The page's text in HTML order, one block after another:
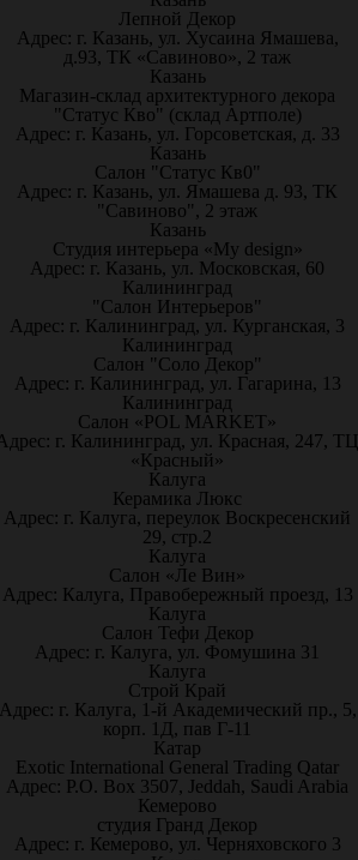
Лепной Декор
Адрес: г. Казань, ул. Хусаина Ямашева,
д.93, ТК «Савиново», 2 таж
Казань
Магазин-склад архитектурного декора
"Статус Кво" (склад Артполе)
Адрес: г. Казань, ул. Горсоветская, д. 33
Казань
Салон "Статус Кв0"
Адрес: г. Казань, ул. Ямашева д. 93, ТК
"Савиново", 2 этаж
Казань
Студия интерьера «My design»
Адрес: г. Казань, ул. Московская, 60
Калининград
"Салон Интерьеров"
Адрес: г. Калининград, ул. Курганская, 3
Калининград
Салон "Соло Декор"
Адрес: г. Калининград, ул. Гагарина, 13
Калининград
Салон «POL MARKET»
г. Калининград, ул. Красная, 247, ТЦ
«Красный»
Калуга
Керамика Люкс
Адрес: г. Калуга, переулок Воскресенский
29, стр.2
Калуга
Салон «Ле Вин»
Адрес: Калуга, Правобережный проезд, 13
Калуга
Салон Тефи Декор
Адрес: г. Калуга, ул. Фомушина 31
Калуга
Строй Край
г. Калуга, 1-й Академический пр., 5,
корп. 1Д, пав Г-11
Катар
Exotic International General Trading Qatar
Адрес: P.O. Box 3507, Jeddah, Saudi Arabia
Кемерово
студия Гранд Декор
Адрес: г. Кемерово, ул. Черняховского 3